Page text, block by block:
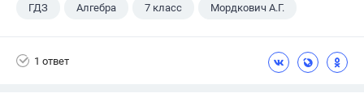
ГДЗ Алгебра 7 класс Мордкович А.Г.
1 ответ